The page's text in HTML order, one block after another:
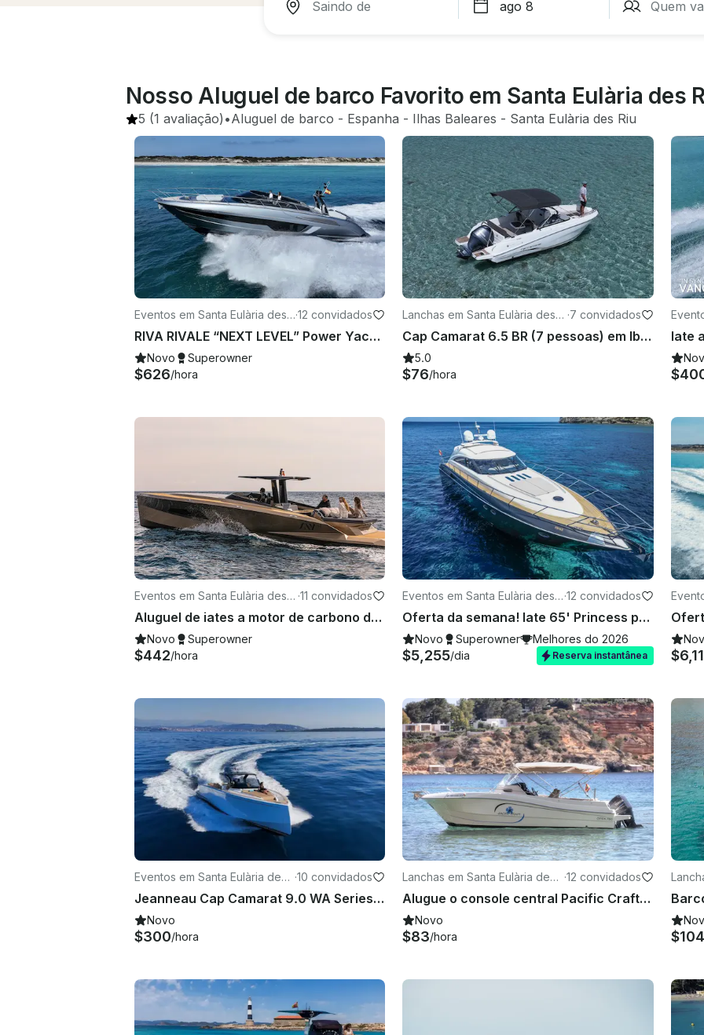
Nosso Aluguel de barco Favorito em Santa Eulària des
5 (1 avaliação) •Aluguel de barco - Espanha - Ilhas Baleares - Santa Eulària des Riu
Eventos em Santa Eulària des
Riu
·12 convidados
RIVA RIVALE “NEXT LEVEL” Power Yacht 💎 de 56 pés Explore Ibiza como nunca antes
Novo Superowner
$626/hora
Lanchas em Santa Eulària des R
iu
·7 convidados
Cap Camarat 6.5 BR (7 pessoas) em Ibiza
5.0
$76/hora
iu
Eventos em Santa Eulària des R
iu
·11 convidados
Aluguel de iates a motor de carbono de 42 pés em Ibiza, Illes Balears
Novo Superowner
$442/hora
Eventos em Santa Eulària des
Riu
·12 convidados
Oferta da semana! Iate 65' Princess para alugar em Ibiza, Espanha.
Novo Superowner Melhores do 2026
$5,255/dia Reserva instantânea
Riu
Eventos em Santa Eulària des
Riu
·10 convidados
Jeanneau Cap Camarat 9.0 WA Series 2 de 31 pés em Ibiza - até 10 convidados
Novo
$300/hora
Lanchas em Santa Eulària des
Riu
·12 convidados
Alugue o console central Pacific Craft Sun Cruiser 750 em Santa Eulària
Novo
$83/hora
iu
$104